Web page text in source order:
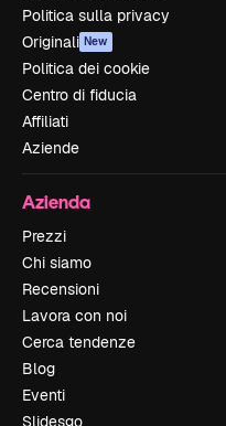
Politica sulla privacy
Originali New
Politica dei cookie
Centro di fiducia
Affiliati
Aziende
Azienda
Prezzi
Chi siamo
Recensioni
Lavora con noi
Cerca tendenze
Blog
Eventi
Slidesgo